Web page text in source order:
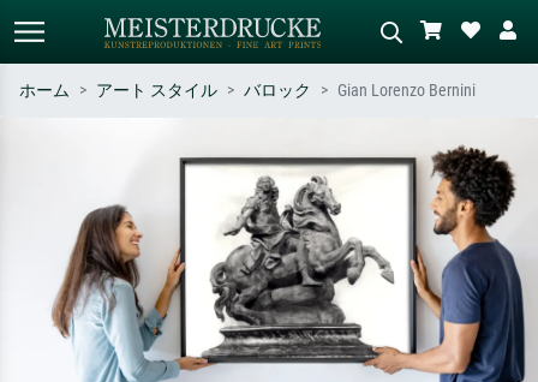
作家名・作品名・スタイルで検索
– 例：モネ、星月夜、印象派、北
斎の波、ヌード。
シーンを説明してください – 例：
緑の草原、赤の多い抽象画、暗い
油絵、木のそばの立ち姿のヌー
ホーム アート スタイル バロック Gian Lorenzo Bernini